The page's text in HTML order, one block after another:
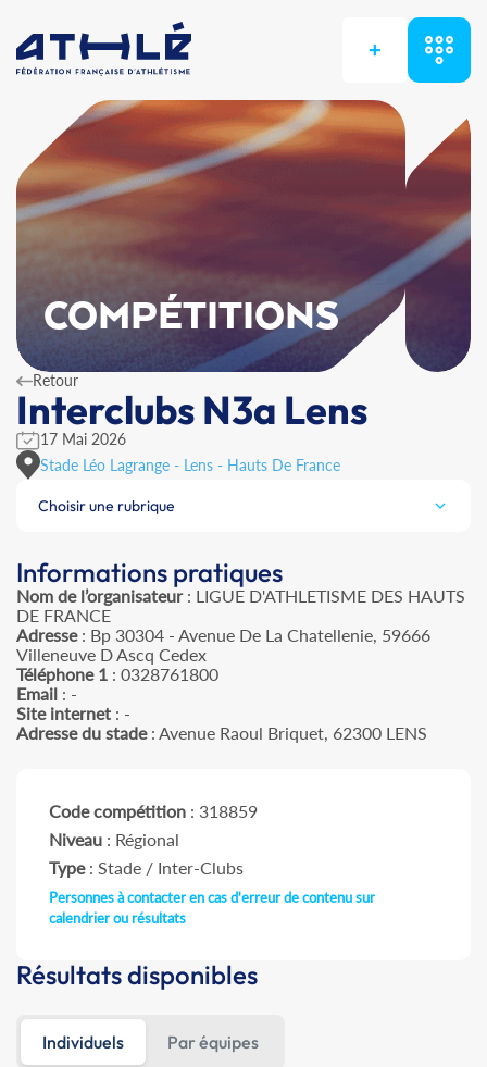
+
COMPÉTITIONS
Retour
Interclubs N3a Lens
17 Mai 2026
Stade Léo Lagrange - Lens - Hauts De France
Choisir une rubrique
Informations pratiques
Nom de l’organisateur: LIGUE D'ATHLETISME DES HAUTS
DE FRANCE
Adresse: Bp 30304 - Avenue De La Chatellenie, 59666
Villeneuve D Ascq Cedex
Téléphone 1 : 0328761800
Email : -
Site internet : -
Adresse du stade: Avenue Raoul Briquet, 62300 LENS
Code compétition : 318859
Niveau : Régional
Type: Stade / Inter-Clubs
Personnes à contacter en cas d'erreur de contenu sur
calendrier ou résultats
Résultats disponibles
Individuels Par équipes